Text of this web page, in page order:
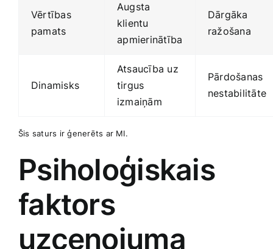
Vērtības
pamats
Augsta⁢
klientu
⁤apmierinātība
Dārgāka
ražošana
Dinamisks
Atsaucība uz
tirgus
izmaiņām
Pārdošanas
nestabilitāte
Šis saturs ir ģenerēts ar MI.
Psiholoģiskais
faktors
uzcenojuma